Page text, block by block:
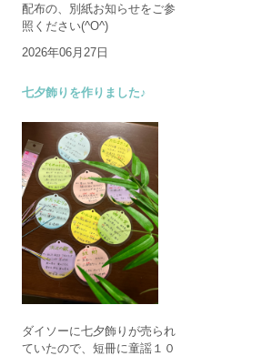
配布の、別紙お知らせをご参
照ください(^O^)
2026年06月27日
七夕飾りを作りました♪
ダイソーに七夕飾りが売られ
ていたので、短冊に童謡１０